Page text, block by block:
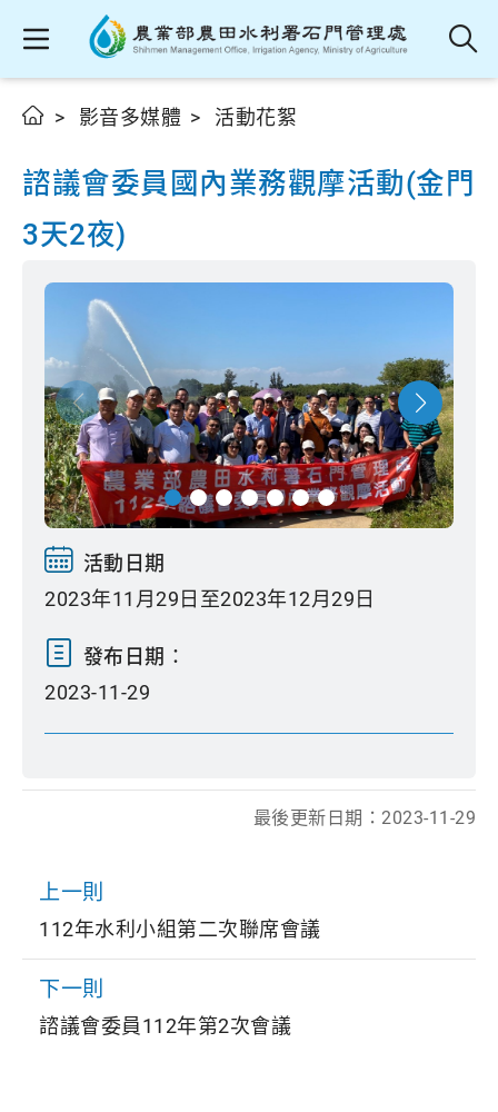
影音多媒體 活動花絮
諮議會委員國內業務觀摩活動(金門
3天2夜)
活動日期
2023年11月29日至2023年12月29日
發布日期：
2023-11-29
最後更新日期： 2023-11-29
上一則
112年水利小組第二次聯席會議
下一則
諮議會委員112年第2次會議